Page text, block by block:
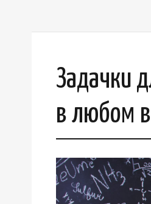
Задачки
в любом